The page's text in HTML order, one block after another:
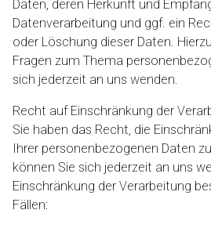
Daten, deren Herkunft und
Datenverarbeitung und ggf. ein
oder Löschung dieser Daten.
Fragen zum Thema
sich jederzeit an uns wenden.
Recht auf Einschränkung der
Sie haben das Recht, die
Ihrer personenbezogenen Daten
können Sie sich jederzeit an uns
Einschränkung der Verarbeitung
Fällen: